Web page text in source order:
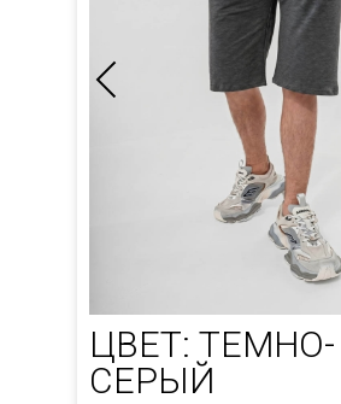
ЦВЕТ: ТЕМНО-
СЕРЫЙ